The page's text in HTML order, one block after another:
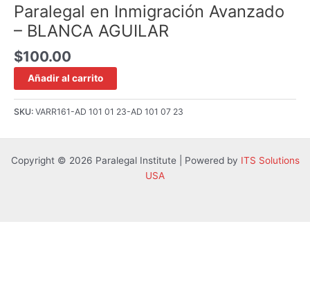
Paralegal en Inmigración Avanzado
– BLANCA AGUILAR
$100.00
Añadir al carrito
SKU: VARR161-AD 101 01 23-AD 101 07 23
Copyright © 2026 Paralegal Institute | Powered by ITS Solutions
USA